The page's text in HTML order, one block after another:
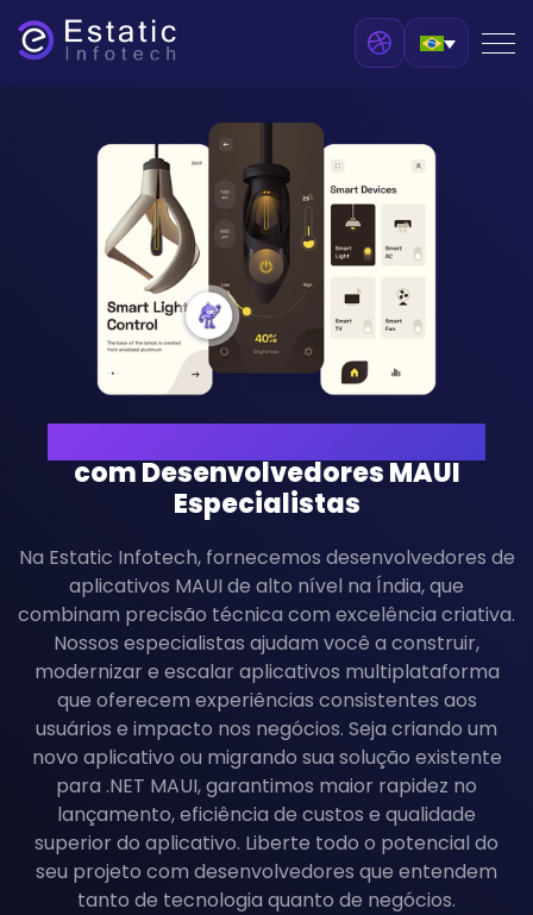
com Desenvolvedores MAUI
Especialistas
Na Estatic Infotech, fornecemos desenvolvedores de
aplicativos MAUI de alto nível na Índia, que
combinam precisão técnica com excelência criativa.
Nossos especialistas ajudam você a construir,
modernizar e escalar aplicativos multiplataforma
que oferecem experiências consistentes aos
usuários e impacto nos negócios. Seja criando um
novo aplicativo ou migrando sua solução existente
para .NET MAUI, garantimos maior rapidez no
lançamento, eficiência de custos e qualidade
superior do aplicativo. Liberte todo o potencial do
seu projeto com desenvolvedores que entendem
tanto de tecnologia quanto de negócios.